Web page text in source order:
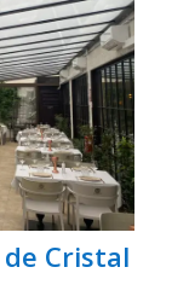
Cristal